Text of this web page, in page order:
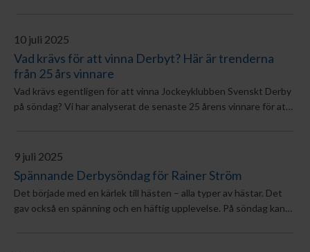
Svensk Galopp kan erbjuda.
10 juli 2025
Vad krävs för att vinna Derbyt? Här är trenderna
från 25 års vinnare
Vad krävs egentligen för att vinna Jockeyklubben Svenskt Derby
på söndag? Vi har analyserat de senaste 25 årens vinnare för att
9 juli 2025
Spännande Derbysöndag för Rainer Ström
Det började med en kärlek till hästen – alla typer av hästar. Det
gav också en spänning och en häftig upplevelse. På söndag kan